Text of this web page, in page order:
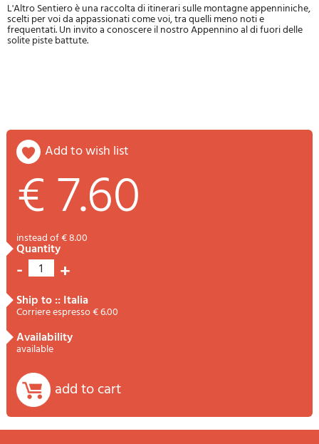
L'Altro Sentiero è una raccolta di itinerari sulle montagne appenniniche,
scelti per voi da appassionati come voi, tra quelli meno noti e
frequentati. Un invito a conoscere il nostro Appennino al di fuori delle
solite piste battute.
add to wish list
€ 7.60
instead of € 8.00
quantity
- 1 +
ship to :: Italia
Corriere espresso € 6.00
availability
available
add to cart